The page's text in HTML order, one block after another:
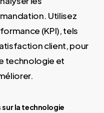
Utilisez
(KPI), tels
client, pour
technologie et
sur la technologie